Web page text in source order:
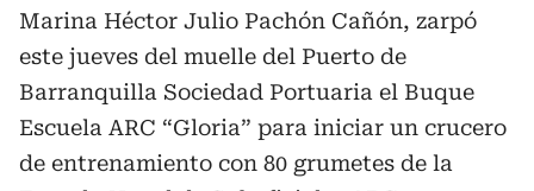
Marina Héctor Julio Pachón Cañón, zarpó
este jueves del muelle del Puerto de
Barranquilla Sociedad Portuaria el Buque
Escuela ARC “Gloria” para iniciar un crucero
de entrenamiento con 80 grumetes de la